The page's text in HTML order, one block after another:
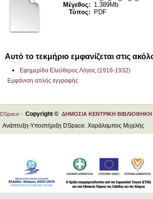
Μέγεθος: 1.389Mb
Τύπος:
PDF
Αυτό το τεκμήριο εμφανίζεται στις
Εφημερίδα Ελεύθερος Λόγος (1916-1932)
Εμφάνιση απλής εγγραφής
DSpace - Copyright © ΔΗΜΟΣΙΑ ΚΕΝΤΡΙΚΗ ΒΙΒΛΙΟΘΗΚΗ
Ανάπτυξη-Υποστήριξη DSpace: Χαράλαμπος Μιχελής